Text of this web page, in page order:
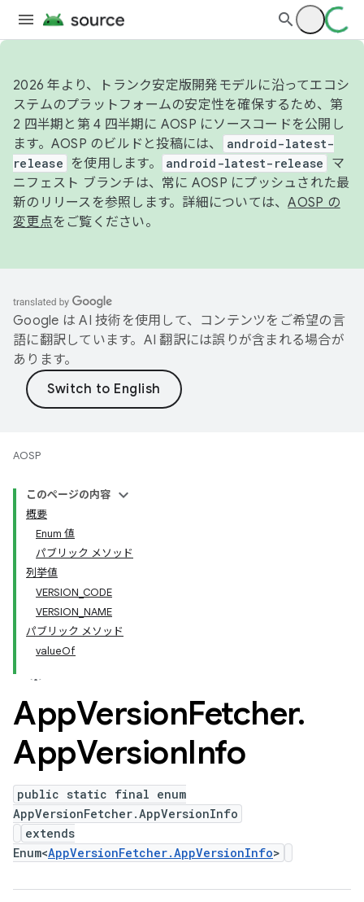
2026 年より、トランク安定版開発モデルに沿ってエコシ
ステムのプラットフォームの安定性を確保するため、第
2 四半期と第 4 四半期に AOSP にソースコードを公開し
ます。AOSP のビルドと投稿には、
android-latest-
release
を使用します。 android-latest-release
マ
ニフェスト ブランチは、常に AOSP にプッシュされた最
新のリリースを参照します。詳細については、AOSP の
変更点をご覧ください。
Google は AI 技術を使用して、コンテンツをご希望の言
語に翻訳しています。AI 翻訳には誤りが含まれる場合が
あります。
AOSP
このページの内容
概要
Enum 値
パブリック メソッド
列挙値
VERSION_CODE
VERSION_NAME
パブリック メソッド
valueOf
AppVersionFetcher.
AppVersionInfo
public static final enum
AppVersionFetcher.AppVersionInfo
extends
Enum<AppVersionFetcher.AppVersionInfo>